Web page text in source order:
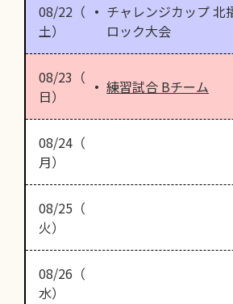
08/22（
土）
チャレンジカップ 北
ロック大会
08/23（
日）
練習試合 Bチーム
08/24（
月）
08/25（
火）
08/26（
水）